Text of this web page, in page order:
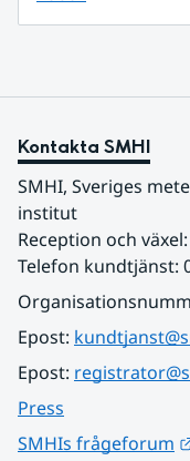
Kontakta SMHI
SMHI, Sveriges
institut
Reception och
Telefon kundtjänst:
Epost:
Epost:
Press
SMHIs frågeforum